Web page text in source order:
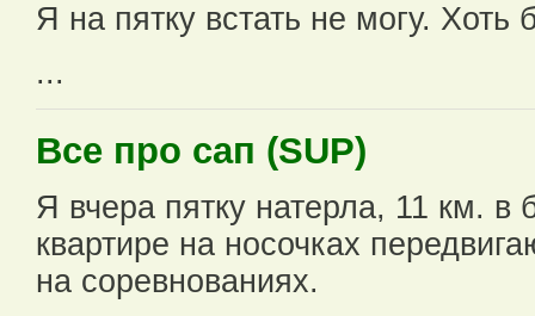
Я на пятку встать не могу. Хоть
...
Все про сап (SUP)
Я вчера пятку натерла, 11 км. в
квартире на носочках
на соревнованиях.